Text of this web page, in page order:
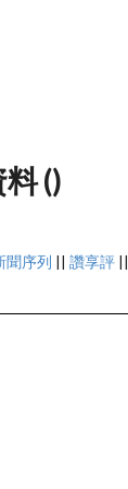
()
聞序列 || 讚享評 ||